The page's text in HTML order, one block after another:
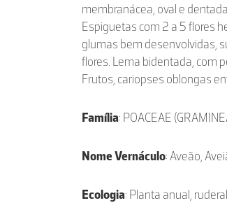
membranácea, oval e
Espiguetas com 2 a 5 flores
glumas bem desenvolvidas,
flores. Lema bidentada, com
Frutos, cariopses oblongas
Família: POACEAE
Nome Vernáculo: Aveão,
Ecologia: Planta anual,